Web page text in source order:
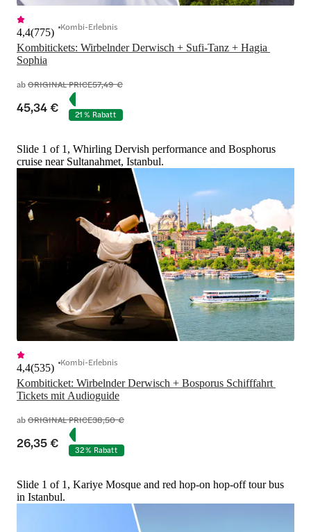
Kombitickets: Wirbelnder Derwisch + Sufi-Tanz + Hagia
Sophia
4,4(775) Kombi-Erlebnis
abORIGINAL PRICE57,49 €
45,34 € 21 % Rabatt
Slide 1 of 1, Whirling Dervish performance and Bosphorus
cruise near Sultanahmet, Istanbul.
Kombiticket: Wirbelnder Derwisch + Bosporus Schifffahrt
Tickets mit Audioguide
4,4(535) Kombi-Erlebnis
abORIGINAL PRICE38,50 €
26,35 € 32 % Rabatt
Slide 1 of 1, Kariye Mosque and red hop-on hop-off tour bus
in Istanbul.